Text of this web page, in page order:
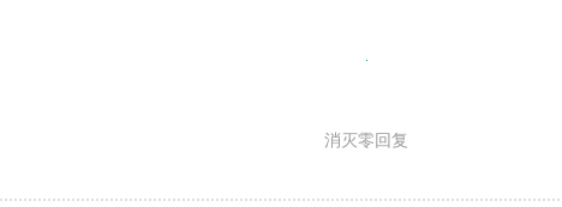
消灭零回复